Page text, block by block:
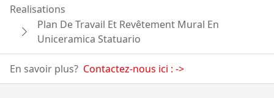
Realisations
Plan De Travail Et Revêtement Mural En
Uniceramica Statuario
En savoir plus? Contactez-nous ici : ->